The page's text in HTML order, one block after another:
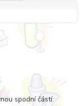
spodní částí.